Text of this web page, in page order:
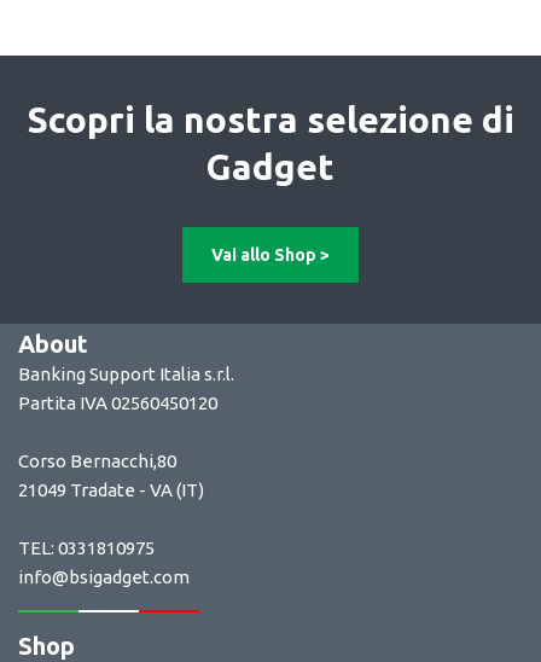
Scopri la nostra selezione di
Gadget
Vai allo Shop >
About
Banking Support Italia s.r.l.
Partita IVA 02560450120
Corso Bernacchi,80
21049 Tradate - VA (IT)
TEL: 0331810975
info@bsigadget.com
Shop